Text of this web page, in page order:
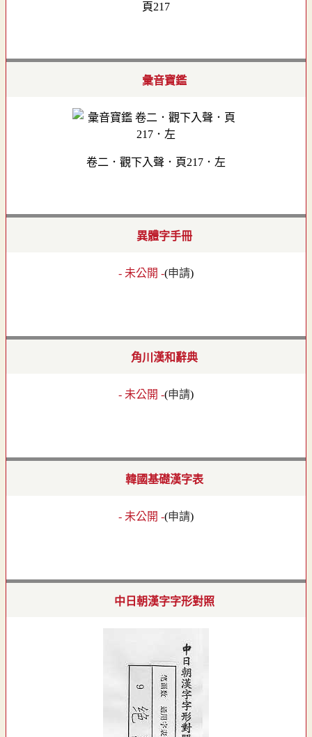
頁217
彙音寶鑑
卷二．觀下入聲．頁217．左
異體字手冊
- 未公開 -(申請)
角川漢和辭典
- 未公開 -(申請)
韓國基礎漢字表
- 未公開 -(申請)
中日朝漢字字形對照